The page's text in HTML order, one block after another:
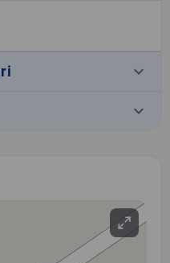
keyboard_arrow_down
keyboard_arrow_down